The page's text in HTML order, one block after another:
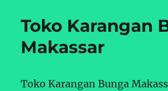
Toko Karangan
Makassar
Toko Karangan Bunga